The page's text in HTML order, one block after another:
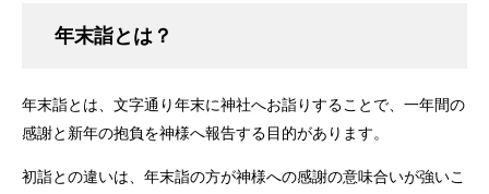
年末詣とは？
年末詣とは、文字通り年末に神社へお詣りすることで、一年間の
感謝と新年の抱負を神様へ報告する目的があります。
初詣との違いは、年末詣の方が神様への感謝の意味合いが強いこ